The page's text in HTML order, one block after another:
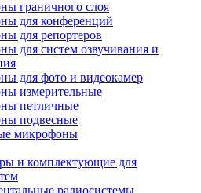
граничного слоя
для конференций
для репортеров
для систем озвучивания и
для фото и видеокамер
измерительные
петличные
подвесные
микрофоны
и комплектующие для
радиосистемы